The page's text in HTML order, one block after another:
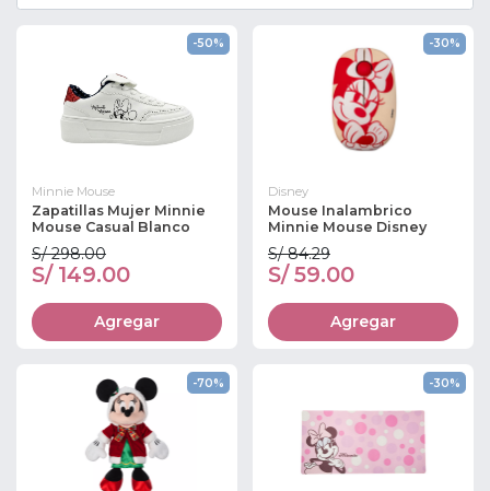
-50%
Minnie Mouse
Zapatillas Mujer Minnie
Mouse Casual Blanco
S/ 298.00
S/ 149.00
Agregar
-30%
Disney
Mouse Inalambrico
Minnie Mouse Disney
S/ 84.29
S/ 59.00
Agregar
-70% -30%